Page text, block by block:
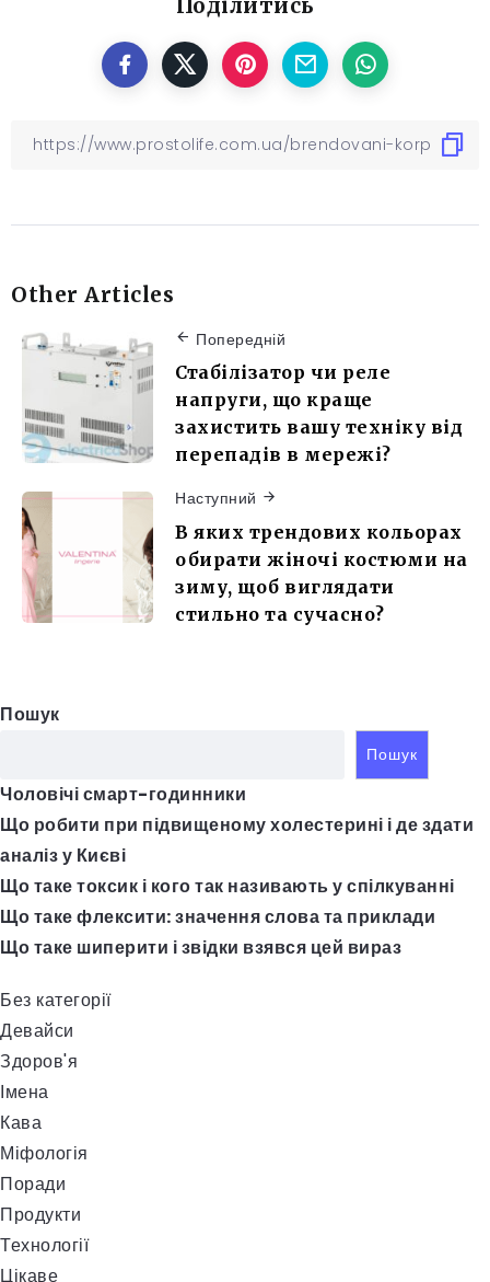
Other Articles
Попередній
Стабілізатор чи реле
напруги, що краще
захистить вашу техніку від
перепадів в мережі?
Наступний
В яких трендових кольорах
обирати жіночі костюми на
зиму, щоб виглядати
стильно та сучасно?
Пошук
Пошук
Чоловічі смарт-годинники
Що робити при підвищеному холестерині і де здати
аналіз у Києві
Що таке токсик і кого так називають у спілкуванні
Що таке флексити: значення слова та приклади
Що таке шиперити і звідки взявся цей вираз
Без категорії
Девайси
Здоров'я
Імена
Кава
Міфологія
Поради
Продукти
Технології
Цікаве